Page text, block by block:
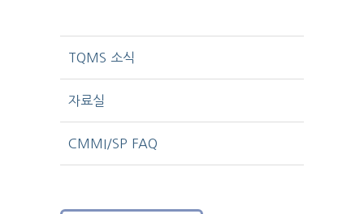
TQMS 소식
자료실
CMMI/SP FAQ